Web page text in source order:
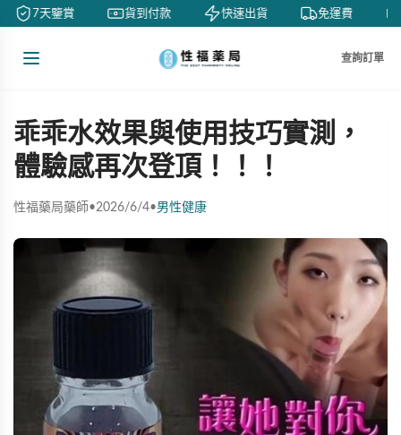
7天鑒賞 貨到付款 快速出貨 免運費
查詢訂單
乖乖水效果與使用技巧實測，
體驗感再次登頂！！！
性福藥局藥師•2026/6/4•男性健康